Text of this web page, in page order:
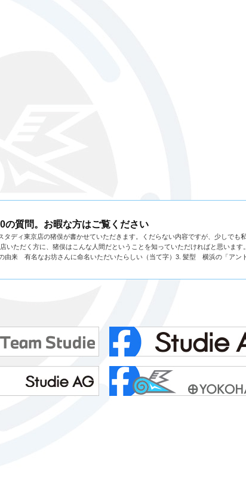
の質問。お暇な方はご覧ください
ディ東京店の猪俣が書かせていただきます。くだらない内容ですが、少しでも
いただく方に、猪俣はこんな人間だということを知っていただければと思います
由来 有名なお坊さんに命名いただいたらしい（当て字）3. 髪型 横浜の「アン